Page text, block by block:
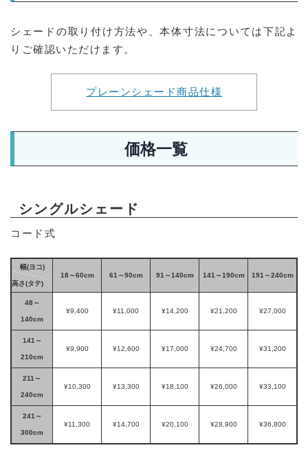
シェードの取り付け方法や、本体寸法については下記よ
りご確認いただけます。
プレーンシェード商品仕様
価格一覧
シングルシェード
コード式
幅(ヨコ)
高さ(タテ)
18～60cm 61～90cm 91～140cm 141～190cm 191～240cm
48～
140cm
¥9,400 ¥11,000 ¥14,200 ¥21,200 ¥27,000
141～
210cm
¥9,900 ¥12,600 ¥17,000 ¥24,700 ¥31,200
211～
240cm
¥10,300 ¥13,300 ¥18,100 ¥26,000 ¥33,100
241～
300cm
¥11,300 ¥14,700 ¥20,100 ¥28,900 ¥36,800